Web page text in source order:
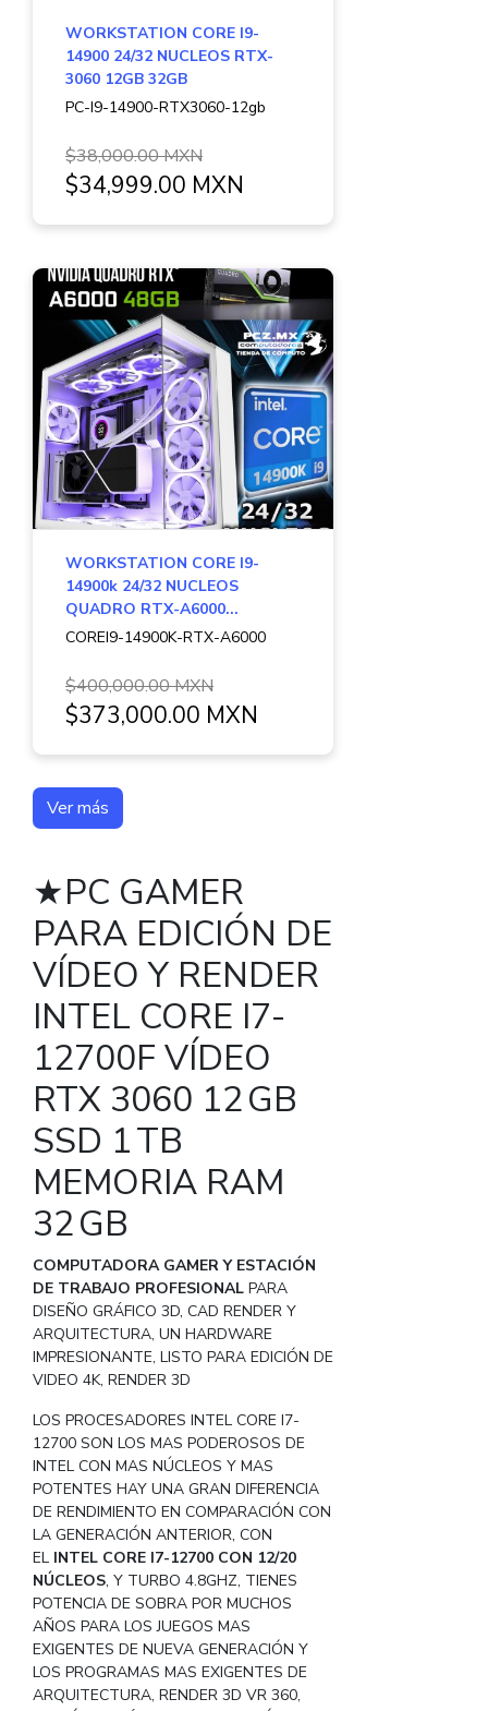
WORKSTATION CORE I9-
14900 24/32 NUCLEOS RTX-
3060 12GB 32GB
PC-I9-14900-RTX3060-12gb
$38,000.00 MXN
$34,999.00 MXN
WORKSTATION CORE I9-
14900k 24/32 NUCLEOS
QUADRO RTX-A6000...
COREI9-14900K-RTX-A6000
$400,000.00 MXN
$373,000.00 MXN
Ver más
★PC GAMER
PARA EDICIÓN DE
VÍDEO Y RENDER
INTEL CORE I7-
12700F VÍDEO
RTX 3060 12 GB
SSD 1 TB
MEMORIA RAM
32 GB
COMPUTADORA GAMER Y ESTACIÓN
DE TRABAJO PROFESIONAL PARA
DISEÑO GRÁFICO 3D, CAD RENDER Y
ARQUITECTURA, UN HARDWARE
IMPRESIONANTE, LISTO PARA EDICIÓN DE
VIDEO 4K, RENDER 3D
LOS PROCESADORES INTEL CORE I7-
12700 SON LOS MAS PODEROSOS DE
INTEL CON MAS NÚCLEOS Y MAS
POTENTES HAY UNA GRAN DIFERENCIA
DE RENDIMIENTO EN COMPARACIÓN CON
LA GENERACIÓN ANTERIOR, CON
EL INTEL CORE I7-12700 CON 12/20
NÚCLEOS, Y TURBO 4.8GHZ, TIENES
POTENCIA DE SOBRA POR MUCHOS
AÑOS PARA LOS JUEGOS MAS
EXIGENTES DE NUEVA GENERACIÓN Y
LOS PROGRAMAS MAS EXIGENTES DE
ARQUITECTURA, RENDER 3D VR 360,